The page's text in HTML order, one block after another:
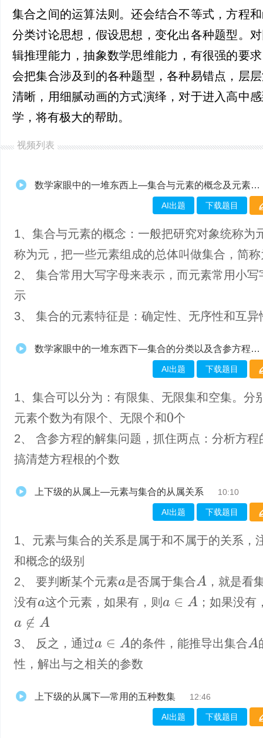
集合之间的运算法则。还会结合不等式，方程
分类讨论思想，假设思想，变化出各种题型。
辑推理能力，抽象数学思维能力，有很强的要
会把集合涉及到的各种题型，各种易错点，层
清晰，用细腻动画的方式演绎，对于进入高中
学，将有极大的帮助。
视频列表
数学家眼中的一堆东西上—集合与元素的概念及元素的三大特性
AI出题 下载题目
1、​集合与元素的概念：一般把研究对象统称为
称为元，把一些元素组成的总体叫做集合，简
2、 集合常用大写字母来表示，而元素常用小写
示
3、 集合的元素特征是：确定性、无序性和互异
数学家眼中的一堆东西下—集合的分类以及含参方程的解集问题
AI出题 下载题目
1、集合可以分为：有限集、无限集和空集。分
元素个数为有限个、无限个和0 个
2、 含参方程的解集问题，抓住两点：分析方程
搞清楚方程根的个数
上下级的从属上—元素与集合的从属关系 10:10
AI出题 下载题目
1、元素与集合的关系是属于和不属于的关系，
和概念的级别
2、 要判断某个元素a 是否属于集合 A
，就是看
没有a 这个元素，如果有，则 a∈ A ；如果没有
a∉ A
3、 反之，通过a∈ A 的条件，能推导出集合 A
性，解出与之相关的参数
上下级的从属下—常用的五种数集 12:46
AI出题 下载题目